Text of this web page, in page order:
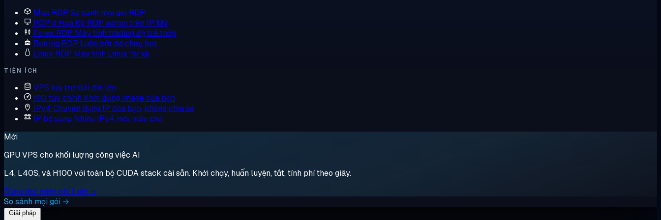
Mua RDP So sánh mọi gói RDP
RDP ở Hoa Kỳ RDP admin trên IP Mỹ
Forex RDP Máy tính trading độ trễ thấp
Botting RDP Luôn bật để chạy bot
Linux RDP Máy tính Linux, từ xa
TIỆN ÍCH
VPS lưu trữGói đĩa lớn
ISO tùy chỉnh Khởi động image của bạn
IPv4 Chuyên dụng IP của bạn, không chia sẻ
IP bổ sung Nhiều IPv4 mỗi máy chủ
Mới
GPU VPS cho khối lượng công việc AI
L4, L40S, và H100 với toàn bộ CUDA stack cài sẵn. Khởi chạy, huấn luyện, tắt, tính phí theo giây.
Dùng thử miễn phí 1 giờ →
So sánh mọi gói →